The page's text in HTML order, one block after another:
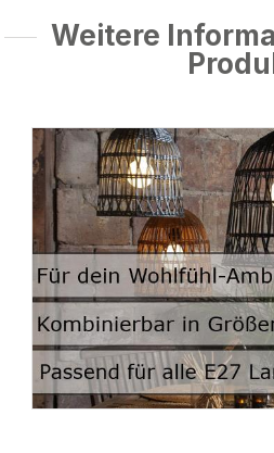
Weitere